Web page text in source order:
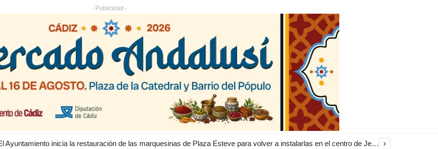
- Publicidad -
El Ayuntamiento inicia la restauración de las marquesinas de Plaza Esteve para volver a instalarlas en el centro de Jerez ›